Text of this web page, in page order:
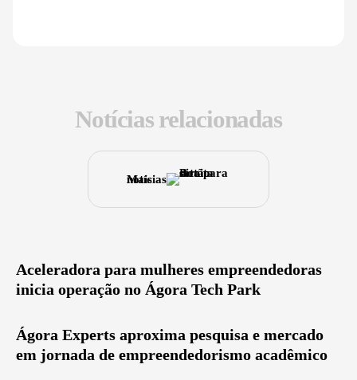
Notícias relacionadas
Mais notícias
Aceleradora para mulheres empreendedoras
inicia operação no Ágora Tech Park
Ágora Experts aproxima pesquisa e mercado
em jornada de empreendedorismo acadêmico